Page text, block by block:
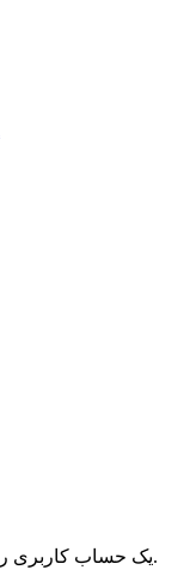
یک حساب کاربری رایگان برای ذخیره آیتم‌های محبوب ایجاد کنید.